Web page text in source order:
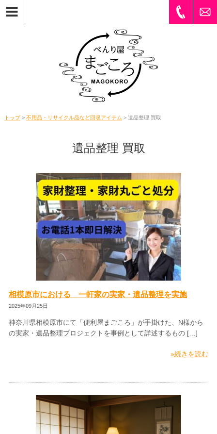
トップ> 不用品・リサイクル品など回収アイテム > 遺品整理 買取
遺品整理 買取
相模原市における 一軒家の実家・遺品整理を実施
2025年09月25日
神奈川県相模原市にて「便利屋まごころ」が手掛けた、N様から
の実家・遺品整理プロジェクトを事例として詳述するもの […]
»続きを読む